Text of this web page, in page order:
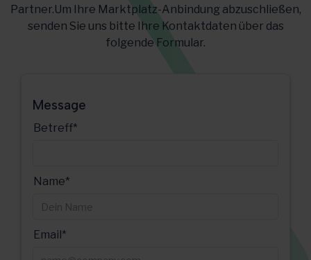
Partner.Um Ihre Marktplatz-Anbindung abzuschließen,
senden Sie uns bitte Ihre Kontaktdaten über das
folgende Formular.
Message
Betreff*
Name*
Email*